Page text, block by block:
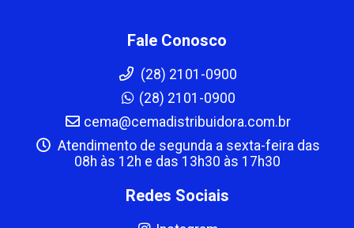
Fale Conosco
(28) 2101-0900
(28) 2101-0900
cema@cemadistribuidora.com.br
Atendimento de segunda a sexta-feira das
08h às 12h e das 13h30 às 17h30
Redes Sociais